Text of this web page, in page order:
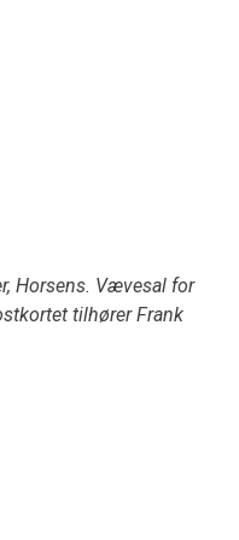
Horsens. Vævesal for
tilhører Frank